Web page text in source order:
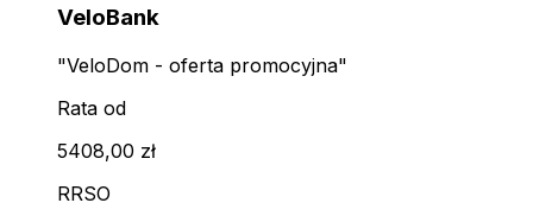
VeloBank
"VeloDom - oferta promocyjna"
Rata od
5408,00 zł
RRSO